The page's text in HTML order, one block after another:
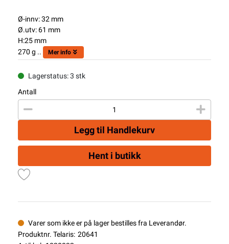
Ø-innv: 32 mm
Ø.utv: 61 mm
H:25 mm
270 g ..
Mer info
Lagerstatus: 3 stk
Antall
Legg til Handlekurv
Hent i butikk
Varer som ikke er på lager bestilles fra Leverandør.
Produktnr. Telaris: 20641